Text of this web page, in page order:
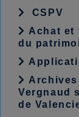
CSPV
Achat et
du
Vergnaud
de